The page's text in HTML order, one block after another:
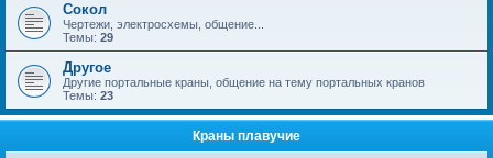
Сокол
Чертежи, электросхемы, общение...
Темы: 29
Другое
Другие портальные краны, общение на тему портальных кранов
Темы: 23
Краны плавучие